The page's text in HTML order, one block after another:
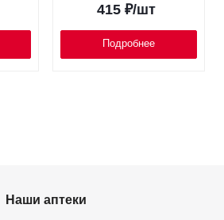
415₽/шт
Подробнее
Наши аптеки